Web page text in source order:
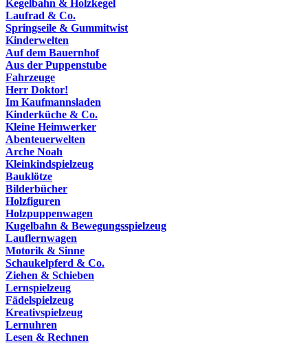
Kegelbahn & Holzkegel
Laufrad & Co.
Springseile & Gummitwist
Kinderwelten
Auf dem Bauernhof
Aus der Puppenstube
Fahrzeuge
Herr Doktor!
Im Kaufmannsladen
Kinderküche & Co.
Kleine Heimwerker
Abenteuerwelten
Arche Noah
Kleinkindspielzeug
Bauklötze
Bilderbücher
Holzfiguren
Holzpuppenwagen
Kugelbahn & Bewegungsspielzeug
Lauflernwagen
Motorik & Sinne
Schaukelpferd & Co.
Ziehen & Schieben
Lernspielzeug
Fädelspielzeug
Kreativspielzeug
Lernuhren
Lesen & Rechnen